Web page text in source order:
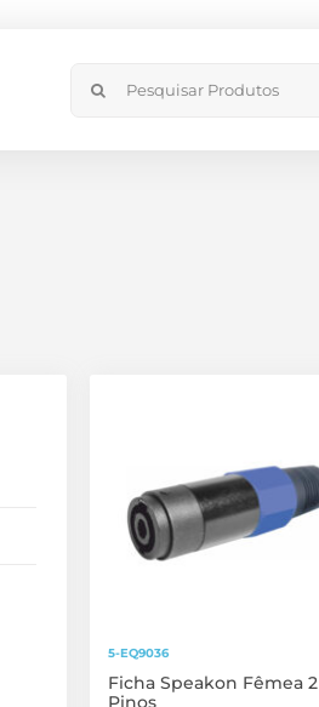
Search
5-EQ9036
Ficha Speakon Fêmea 2